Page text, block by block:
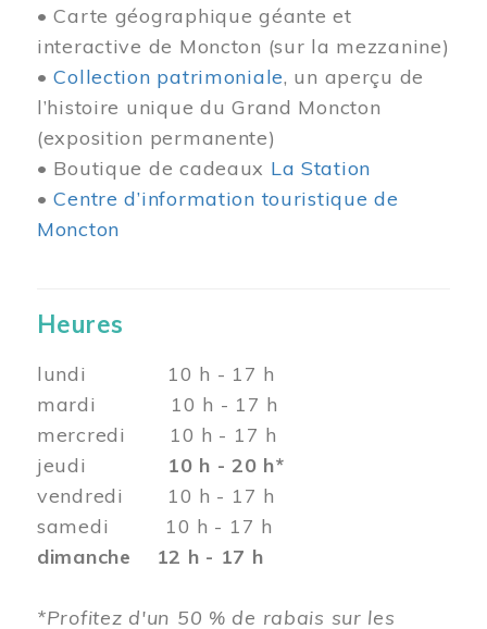
• Carte géographique géante et
interactive de Moncton (sur la mezzanine)
•Collection patrimoniale, un aperçu de
l’histoire unique du Grand Moncton
(exposition permanente)
• Boutique de cadeaux La Station
•Centre d’information touristique de
Moncton
Heures
lundi 10 h - 17 h
mardi 10 h - 17 h
mercredi 10 h - 17 h
jeudi 10 h - 20 h*
vendredi 10 h - 17 h
samedi 10 h - 17 h
dimanche 12 h - 17 h
*Profitez d'un 50 % de rabais sur les